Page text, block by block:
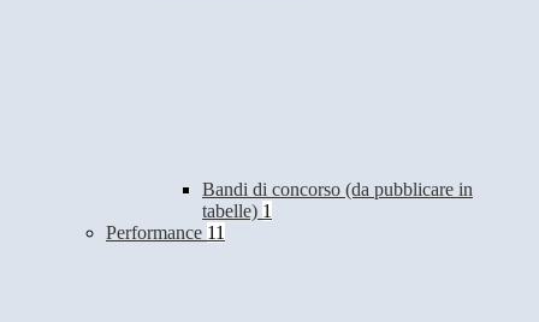
Bandi di concorso (da pubblicare in
tabelle) 1
Performance 11